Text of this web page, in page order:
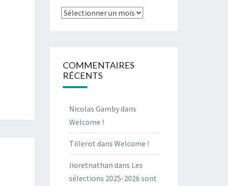
Archives
COMMENTAIRES
RÉCENTS
Nicolas Gambydans
Welcome !
Tillerot dans Welcome !
lioretnathan dans Les
sélections 2025-2026 sont